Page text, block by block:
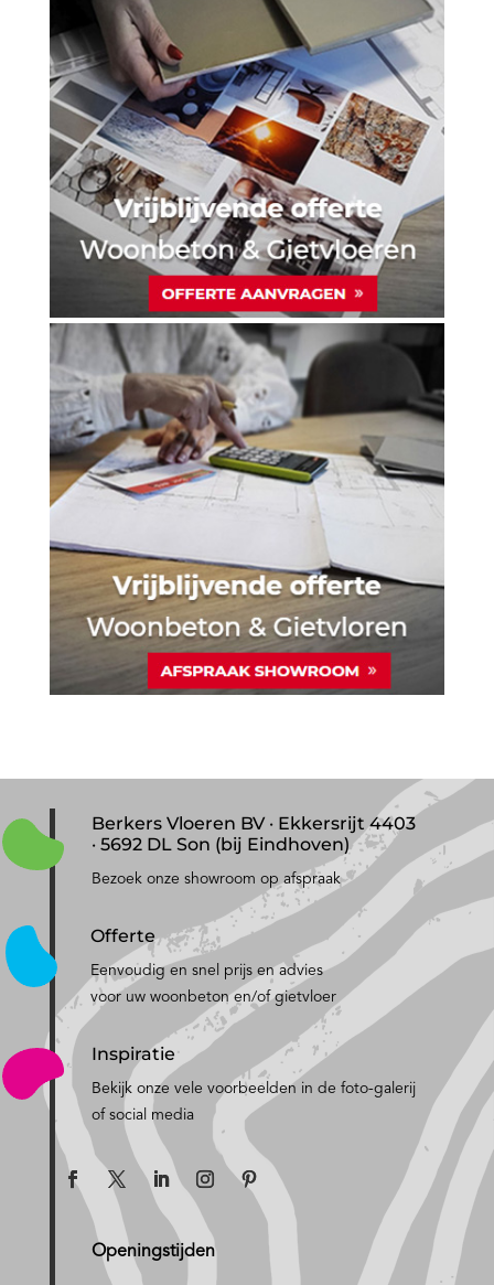
Berkers Vloeren BV · Ekkersrijt 4403
· 5692 DL Son (bij Eindhoven)
Bezoek onze showroom op afspraak
Offerte
Eenvoudig en snel prijs en advies
voor uw woonbeton en/of gietvloer
Inspiratie
Bekijk onze vele voorbeelden in de foto-galerij
of social media
Openingstijden